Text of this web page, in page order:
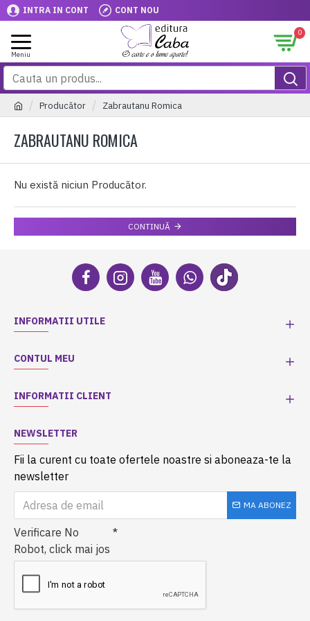
INTRA IN CONT CONT NOU
0
Producător Zabrautanu Romica
ZABRAUTANU ROMICA
Nu există niciun Producător.
CONTINUĂ
INFORMATII UTILE
CONTUL MEU
INFORMATII CLIENT
NEWSLETTER
Fii la curent cu toate ofertele noastre si aboneaza-te la
newsletter
MA ABONEZ
Verificare No
Robot, click mai jos